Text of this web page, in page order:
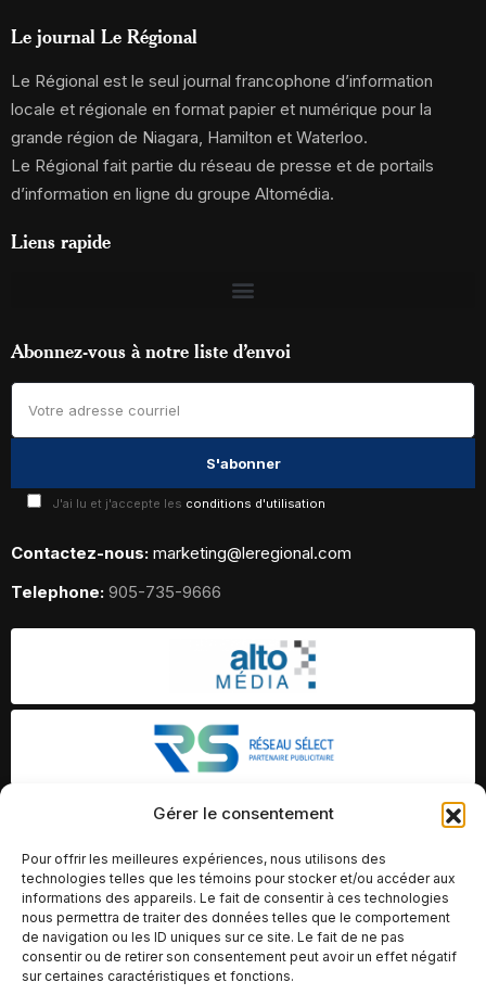
Gérer le consentement
Pour offrir les meilleures expériences, nous utilisons des
technologies telles que les témoins pour stocker et/ou accéder aux
informations des appareils. Le fait de consentir à ces technologies
nous permettra de traiter des données telles que le comportement
de navigation ou les ID uniques sur ce site. Le fait de ne pas
consentir ou de retirer son consentement peut avoir un effet négatif
sur certaines caractéristiques et fonctions.
Le journal Le Régional
Le Régional est le seul journal francophone d’information
locale et régionale en format papier et numérique pour la
grande région de Niagara, Hamilton et Waterloo.
Le Régional fait partie du réseau de presse et de portails
d’information en ligne du groupe Altomédia.
Liens rapide
Abonnez-vous à notre liste d’envoi
J'ai lu et j'accepte les conditions d'utilisation
Contactez-nous: marketing@leregional.com
Telephone: 905-735-9666